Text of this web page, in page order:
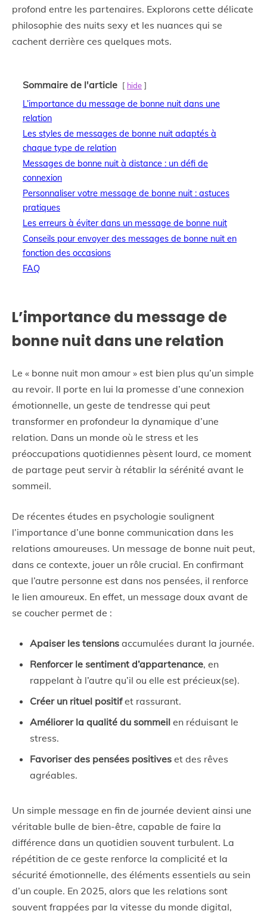
profond entre les partenaires. Explorons cette délicate
philosophie des nuits sexy et les nuances qui se
cachent derrière ces quelques mots.
Sommaire de l'article hide
L’importance du message de bonne nuit dans une
relation
Les styles de messages de bonne nuit adaptés à
chaque type de relation
Messages de bonne nuit à distance : un défi de
connexion
Personnaliser votre message de bonne nuit : astuces
pratiques
Les erreurs à éviter dans un message de bonne nuit
Conseils pour envoyer des messages de bonne nuit en
fonction des occasions
FAQ
L’importance du message de
bonne nuit dans une relation
Le « bonne nuit mon amour » est bien plus qu’un simple
au revoir. Il porte en lui la promesse d’une connexion
émotionnelle, un geste de tendresse qui peut
transformer en profondeur la dynamique d’une
relation. Dans un monde où le stress et les
préoccupations quotidiennes pèsent lourd, ce moment
de partage peut servir à rétablir la sérénité avant le
sommeil.
De récentes études en psychologie soulignent
l’importance d’une bonne communication dans les
relations amoureuses. Un message de bonne nuit peut,
dans ce contexte, jouer un rôle crucial. En confirmant
que l’autre personne est dans nos pensées, il renforce
le lien amoureux. En effet, un message doux avant de
se coucher permet de :
Apaiser les tensions accumulées durant la journée.
Renforcer le sentiment d’appartenance, en
rappelant à l’autre qu’il ou elle est précieux(se).
Créer un rituel positifet rassurant.
Améliorer la qualité du sommeil en réduisant le
stress.
Favoriser des pensées positives et des rêves
agréables.
Un simple message en fin de journée devient ainsi une
véritable bulle de bien-être, capable de faire la
différence dans un quotidien souvent turbulent. La
répétition de ce geste renforce la complicité et la
sécurité émotionnelle, des éléments essentiels au sein
d’un couple. En 2025, alors que les relations sont
souvent frappées par la vitesse du monde digital,